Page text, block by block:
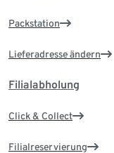
Packstation
Lieferadresse ändern
Filialabholung
Click & Collect
Filialreservierung